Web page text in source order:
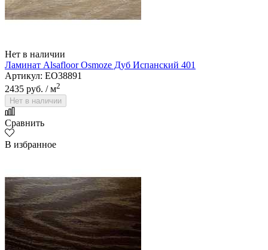
Нет в наличии
Ламинат Alsafloor Osmoze Дуб Испанский 401
Артикул: EO38891
2435 руб. / м2
Нет в наличии
Сравнить
В избранное